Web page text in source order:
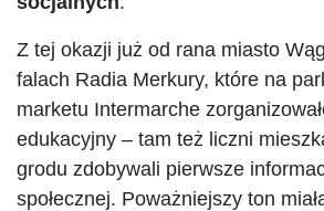
Z tej okazji już od rana miasto
falach Radia Merkury, które na
marketu Intermarche
edukacyjny – tam też liczni
grodu zdobywali pierwsze
społecznej. Poważniejszy ton